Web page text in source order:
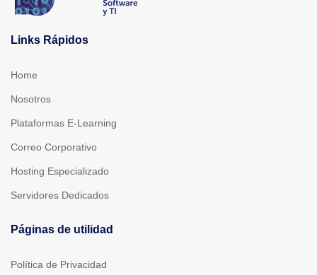
Links Rápidos
Home
Nosotros
Plataformas E-Learning
Correo Corporativo
Hosting Especializado
Servidores Dedicados
Páginas de utilidad
Política de Privacidad